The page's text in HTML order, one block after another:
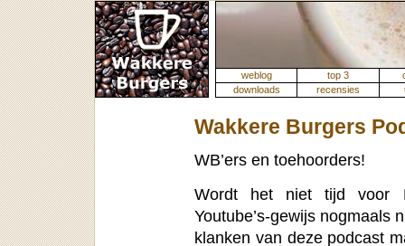
weblog top 3
downloads
recensies
Wakkere Burgers
WB’ers en toehoorders!
Wordt het niet tijd voor
Youtube’s-gewijs nogmaals
klanken van deze podcast